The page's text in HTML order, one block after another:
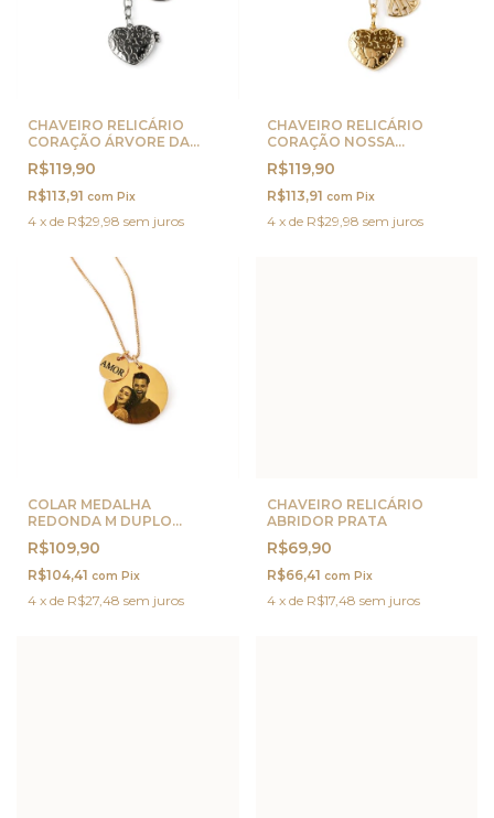
CHAVEIRO RELICÁRIO
CORAÇÃO ÁRVORE DA
VIDA PRATA
R$119,90
R$113,91 com Pix
4 x de R$29,98 sem juros
CHAVEIRO RELICÁRIO
CORAÇÃO NOSSA
SENHORA OURO
R$119,90
R$113,91 com Pix
4 x de R$29,98 sem juros
COLAR MEDALHA
REDONDA M DUPLO
PERSONALIZADA OURO
R$109,90
R$104,41 com Pix
4 x de R$27,48 sem juros
CHAVEIRO RELICÁRIO
ABRIDOR PRATA
R$69,90
R$66,41 com Pix
4 x de R$17,48 sem juros